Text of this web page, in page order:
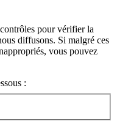
pour vérifier la
diffusons. Si malgré ces
vous pouvez
: